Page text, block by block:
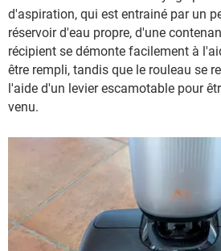
d'aspiration, qui est entrainé par un
réservoir d'eau propre, d'une
récipient se démonte facilement à
être rempli, tandis que le rouleau se
l'aide d'un levier escamotable pour
venu.